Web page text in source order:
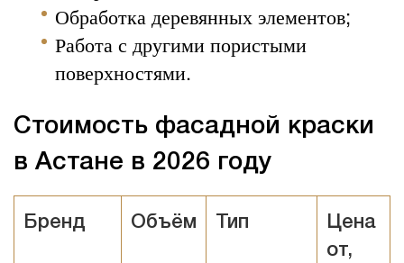
Обработка деревянных элементов;
Работа с другими пористыми
поверхностями.
Стоимость фасадной краски
в Астане в 2026 году
Бренд Объём Тип
Цена
от,